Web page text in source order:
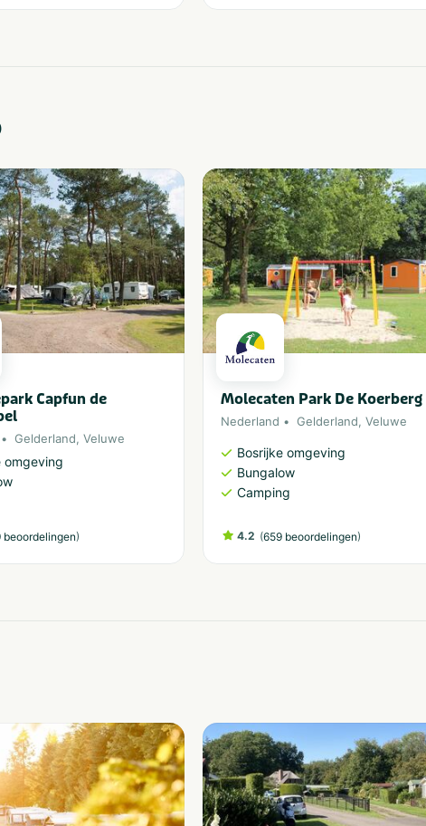
Capfun de
Gelderland, Veluwe
omgeving
beoordelingen)
Molecaten Park De Koerberg
Nederland Gelderland, Veluwe
Bosrijke omgeving
Bungalow
Camping
4.2 (659 beoordelingen)